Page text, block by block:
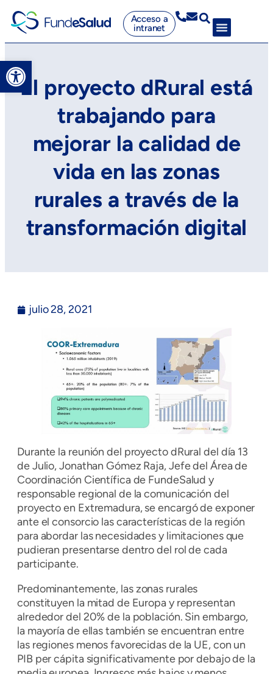
Abrir barra de herramientas
Acceso a
intranet
El proyecto dRural está
trabajando para
mejorar la calidad de
vida en las zonas
rurales a través de la
transformación digital
julio 28, 2021
Durante la reunión del proyecto dRural del día 13
de Julio, Jonathan Gómez Raja, Jefe del Área de
Coordinación Científica de FundeSalud y
responsable regional de la comunicación del
proyecto en Extremadura, se encargó de exponer
ante el consorcio las características de la región
para abordar las necesidades y limitaciones que
pudieran presentarse dentro del rol de cada
participante.
Predominantemente, las zonas rurales
constituyen la mitad de Europa y representan
alrededor del 20% de la población. Sin embargo,
la mayoría de ellas también se encuentran entre
las regiones menos favorecidas de la UE, con un
PIB per cápita significativamente por debajo de la